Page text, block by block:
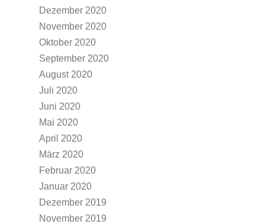
Dezember 2020
November 2020
Oktober 2020
September 2020
August 2020
Juli 2020
Juni 2020
Mai 2020
April 2020
März 2020
Februar 2020
Januar 2020
Dezember 2019
November 2019